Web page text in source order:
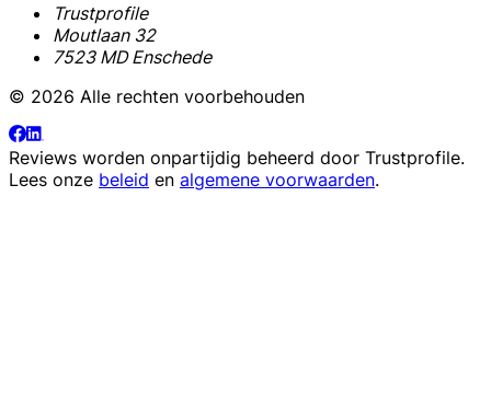
Trustprofile
Moutlaan 32
7523 MD Enschede
© 2026 Alle rechten voorbehouden
Reviews worden onpartijdig beheerd door Trustprofile.
Lees onze beleid en algemene voorwaarden.